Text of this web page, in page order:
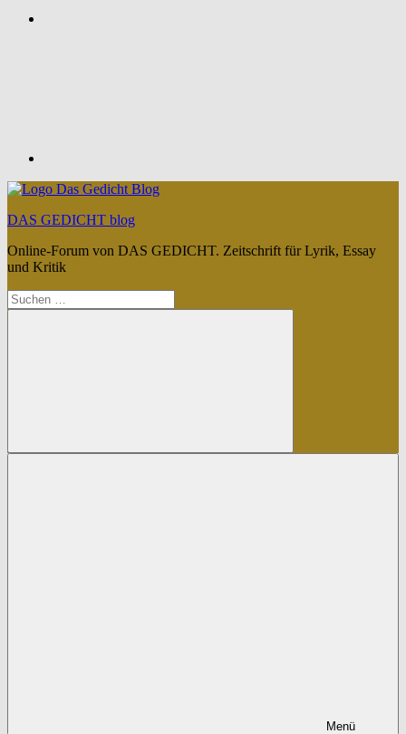
DAS GEDICHT blog
Online-Forum von DAS GEDICHT. Zeitschrift für Lyrik, Essay
und Kritik
Suchen
nach:
Suchen
Menü